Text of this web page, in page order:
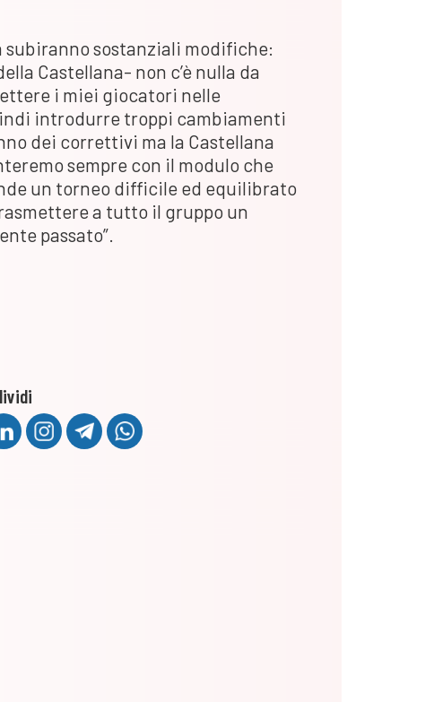
sostanziali modifiche:
Castellana- non c’è nulla da
i miei giocatori nelle
introdurre troppi cambiamenti
dei correttivi ma la Castellana
sempre con il modulo che
un torneo difficile ed equilibrato
a tutto il gruppo un
passato”.